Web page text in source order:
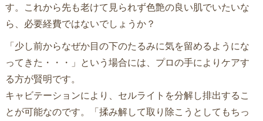
す。これから先も老けて見られず色艶の良い肌でいたいな
ら、必要経費ではないでしょうか？
「少し前からなぜか目の下のたるみに気を留めるようにな
ってきた・・・」という場合には、プロの手によりケアす
る方が賢明です。
キャビテーションにより、セルライトを分解し排出するこ
とが可能なのです。「揉み解して取り除こうとしてもちっ